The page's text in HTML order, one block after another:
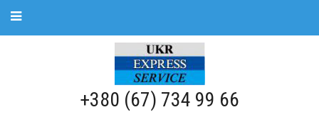
Toggle Navigation
+380 (67) 734 99 66